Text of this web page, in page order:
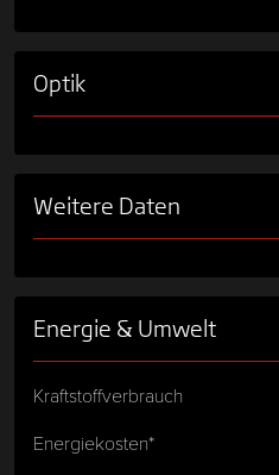
Optik
Weitere Daten
Energie & Umwelt
Kraftstoffverbrauch
Energiekosten*